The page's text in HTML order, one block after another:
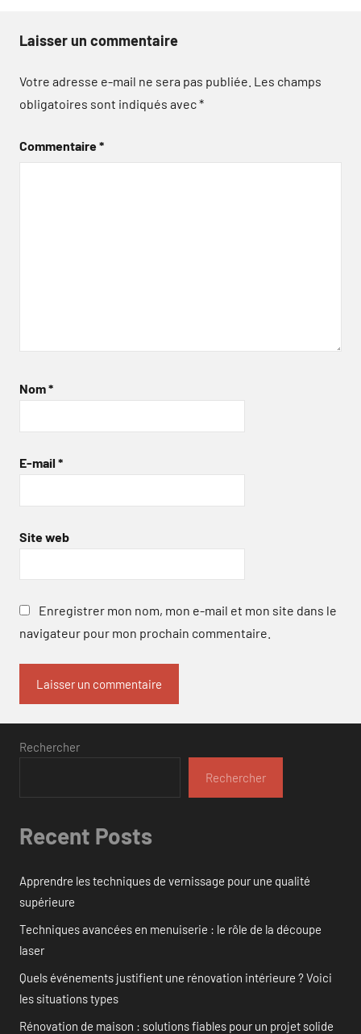
Laisser un commentaire
Votre adresse e-mail ne sera pas publiée. Les champs
obligatoires sont indiqués avec*
Commentaire*
Nom*
E-mail *
Site web
Enregistrer mon nom, mon e-mail et mon site dans le
navigateur pour mon prochain commentaire.
Rechercher
Rechercher
Recent Posts
Apprendre les techniques de vernissage pour une qualité
supérieure
Techniques avancées en menuiserie : le rôle de la découpe
laser
Quels événements justifient une rénovation intérieure ? Voici
les situations types
Rénovation de maison : solutions fiables pour un projet solide